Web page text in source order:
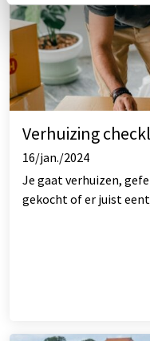
Verhuizing
16/jan./2024
Je gaat verhuizen,
gekocht of er juist